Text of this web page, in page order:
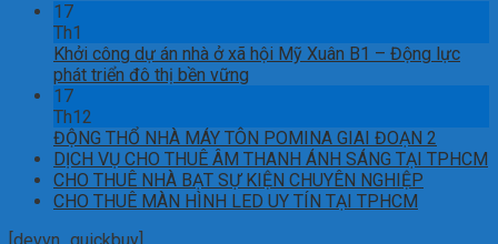
17
Th1
Khởi công dự án nhà ở xã hội Mỹ Xuân B1 – Động lực
phát triển đô thị bền vững
17
Th12
ĐỘNG THỔ NHÀ MÁY TÔN POMINA GIAI ĐOẠN 2
DỊCH VỤ CHO THUÊ ÂM THANH ÁNH SÁNG TẠI TPHCM
CHO THUÊ NHÀ BẠT SỰ KIỆN CHUYÊN NGHIỆP
CHO THUÊ MÀN HÌNH LED UY TÍN TẠI TPHCM